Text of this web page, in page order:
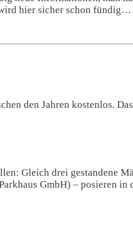
hier sicher schon fündig…
den Jahren kostenlos.
Gleich drei gestandene
GmbH) – posieren in